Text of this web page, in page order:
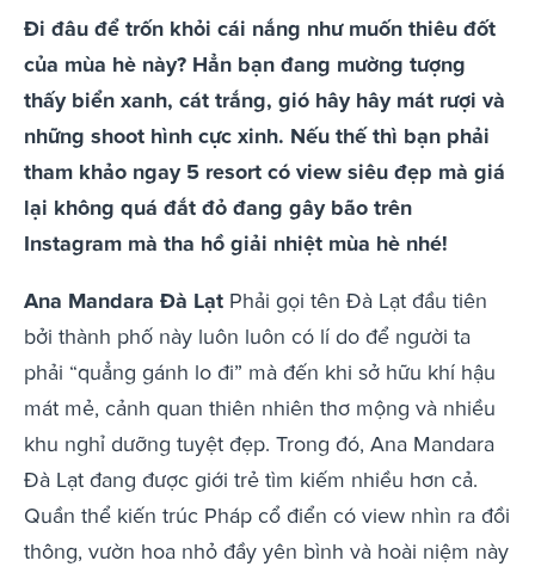
Đi đâu để trốn khỏi cái nắng như muốn thiêu đốt
của mùa hè này? Hẳn bạn đang mường tượng
thấy biển xanh, cát trắng, gió hây hây mát rượi và
những shoot hình cực xinh. Nếu thế thì bạn phải
tham khảo ngay 5 resort có view siêu đẹp mà giá
lại không quá đắt đỏ đang gây bão trên
Instagram mà tha hồ giải nhiệt mùa hè nhé!
Ana Mandara Đà Lạt Phải gọi tên Đà Lạt đầu tiên
bởi thành phố này luôn luôn có lí do để người ta
phải “quẳng gánh lo đi” mà đến khi sở hữu khí hậu
mát mẻ, cảnh quan thiên nhiên thơ mộng và nhiều
khu nghỉ dưỡng tuyệt đẹp. Trong đó, Ana Mandara
Đà Lạt đang được giới trẻ tìm kiếm nhiều hơn cả.
Quần thể kiến trúc Pháp cổ điển có view nhìn ra đồi
thông, vườn hoa nhỏ đầy yên bình và hoài niệm này